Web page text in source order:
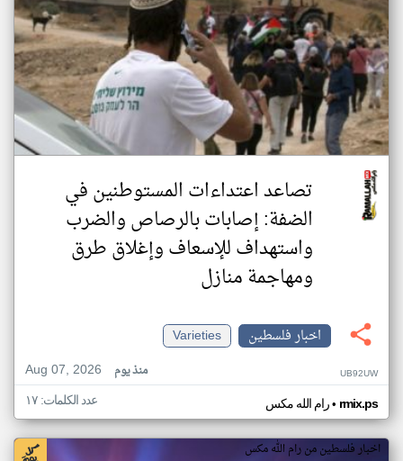
تصاعد اعتداءات المستوطنين في
الضفة: إصابات بالرصاص والضرب
واستهداف للإسعاف وإغلاق طرق
ومهاجمة منازل
اخبار فلسطين
Varieties
Aug 07, 2026
منذ يوم UB92UW
رام الله مكس• rmix.ps عدد الكلمات: ١٧
اخبار فلسطين من رام الله مكس